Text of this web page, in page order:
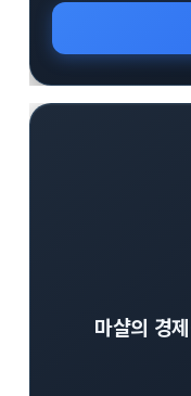
지혜롭게 대처할 수
마샬의 경